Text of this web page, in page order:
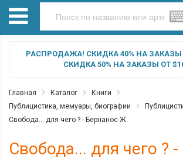
РАСПРОДАЖА! СКИДКА 40% НА ЗАКАЗЫ
СКИДКА 50% НА ЗАКАЗЫ ОТ
Главная Каталог
Книги
Публицистика, мемуары, биографии
Свобода... для чего ? - Бернанос Ж.
Свобода... для чего ? -